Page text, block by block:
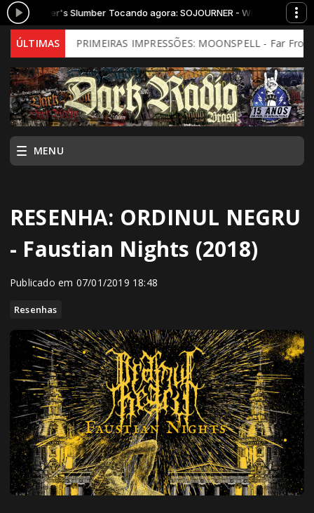
- Winter's Slumber Tocando agora: SOJOURNER - Winter's Slumber
ÚLTIMAS
PRIMEIRAS IMPRESSÕES: MOONSPELL - Far From God
MENU
RESENHA: ORDINUL NEGRU
- Faustian Nights (2018)
Publicado em 07/01/2019 18:48
Resenhas